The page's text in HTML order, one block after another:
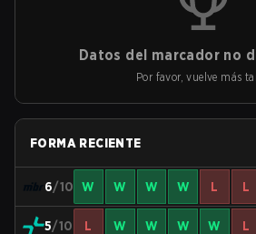
Datos del marcador no
Por favor, vuelve más
FORMA RECIENTE
6/10 W W W W L L
5/10 L W W W W L